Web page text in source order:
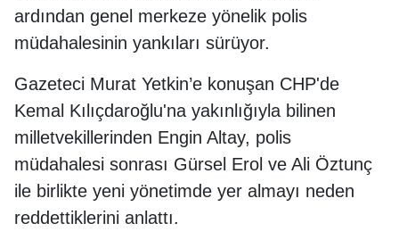
ardından genel merkeze yönelik polis
müdahalesinin yankıları sürüyor.
Gazeteci Murat Yetkin’e konuşan CHP'de
Kemal Kılıçdaroğlu'na yakınlığıyla bilinen
milletvekillerinden Engin Altay, polis
müdahalesi sonrası Gürsel Erol ve Ali Öztunç
ile birlikte yeni yönetimde yer almayı neden
reddettiklerini anlattı.